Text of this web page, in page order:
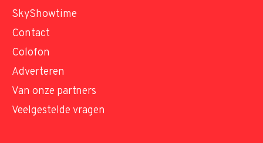
SkyShowtime
Contact
Colofon
Adverteren
Van onze partners
Veelgestelde vragen